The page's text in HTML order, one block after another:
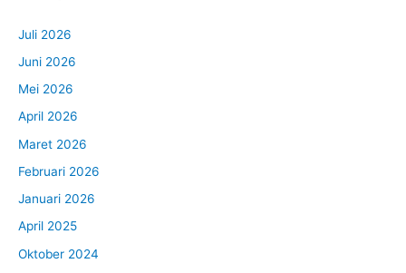
Juli 2026
Juni 2026
Mei 2026
April 2026
Maret 2026
Februari 2026
Januari 2026
April 2025
Oktober 2024